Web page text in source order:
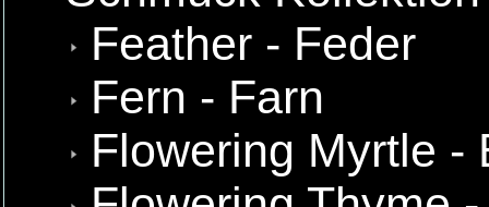
Feather - Feder
Fern - Farn
Flowering Myrtle -